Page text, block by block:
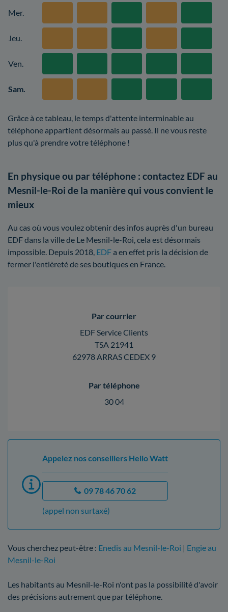
Mer.
Jeu.
Ven.
Sam.
Grâce à ce tableau, le temps d'attente interminable au
téléphone appartient désormais au passé. Il ne vous reste
plus qu'à prendre votre téléphone !
En physique ou par téléphone : contactez EDF au
Mesnil-le-Roi de la manière qui vous convient le
mieux
Au cas où vous voulez obtenir des infos auprès d'un bureau
EDF dans la ville de Le Mesnil-le-Roi, cela est désormais
impossible. Depuis 2018, EDFa en effet pris la décision de
fermer l'entièreté de ses boutiques en France.
Par courrier
EDF Service Clients
TSA 21941
62978 ARRAS CEDEX 9
Par téléphone
30 04
Appelez nos conseillers Hello Watt
09 78 46 70 62
(appel non surtaxé)
Vous cherchez peut-être : Enedis au Mesnil-le-Roi | Engie au
Mesnil-le-Roi
Les habitants au Mesnil-le-Roi n'ont pas la possibilité d'avoir
des précisions autrement que par téléphone.